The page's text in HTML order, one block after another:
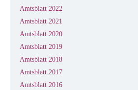
Amtsblatt 2022
Amtsblatt 2021
Amtsblatt 2020
Amtsblatt 2019
Amtsblatt 2018
Amtsblatt 2017
Amtsblatt 2016